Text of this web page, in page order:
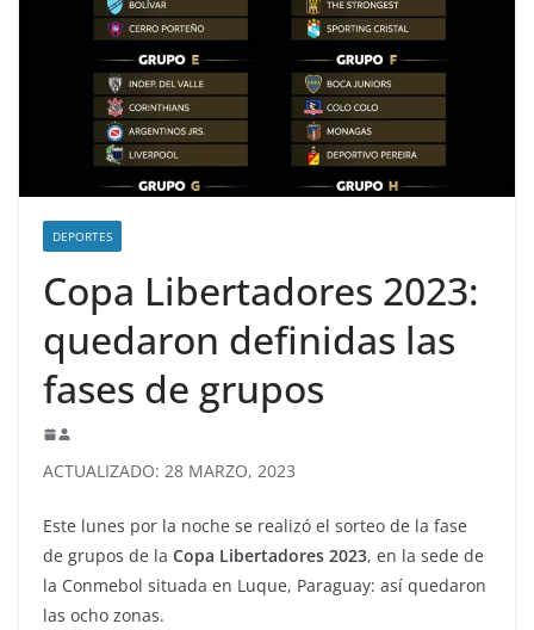
DEPORTES
Copa Libertadores 2023:
quedaron definidas las
fases de grupos
ACTUALIZADO: 28 MARZO, 2023
Este lunes por la noche se realizó el sorteo de la fase
de grupos de la Copa Libertadores 2023, en la sede de
la Conmebol situada en Luque, Paraguay: así quedaron
las ocho zonas.